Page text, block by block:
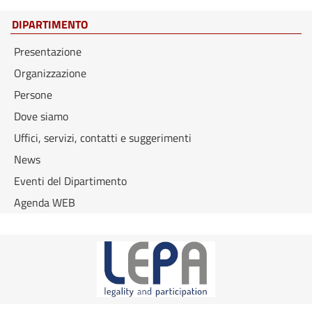
DIPARTIMENTO
Presentazione
Organizzazione
Persone
Dove siamo
Uffici, servizi, contatti e suggerimenti
News
Eventi del Dipartimento
Agenda WEB